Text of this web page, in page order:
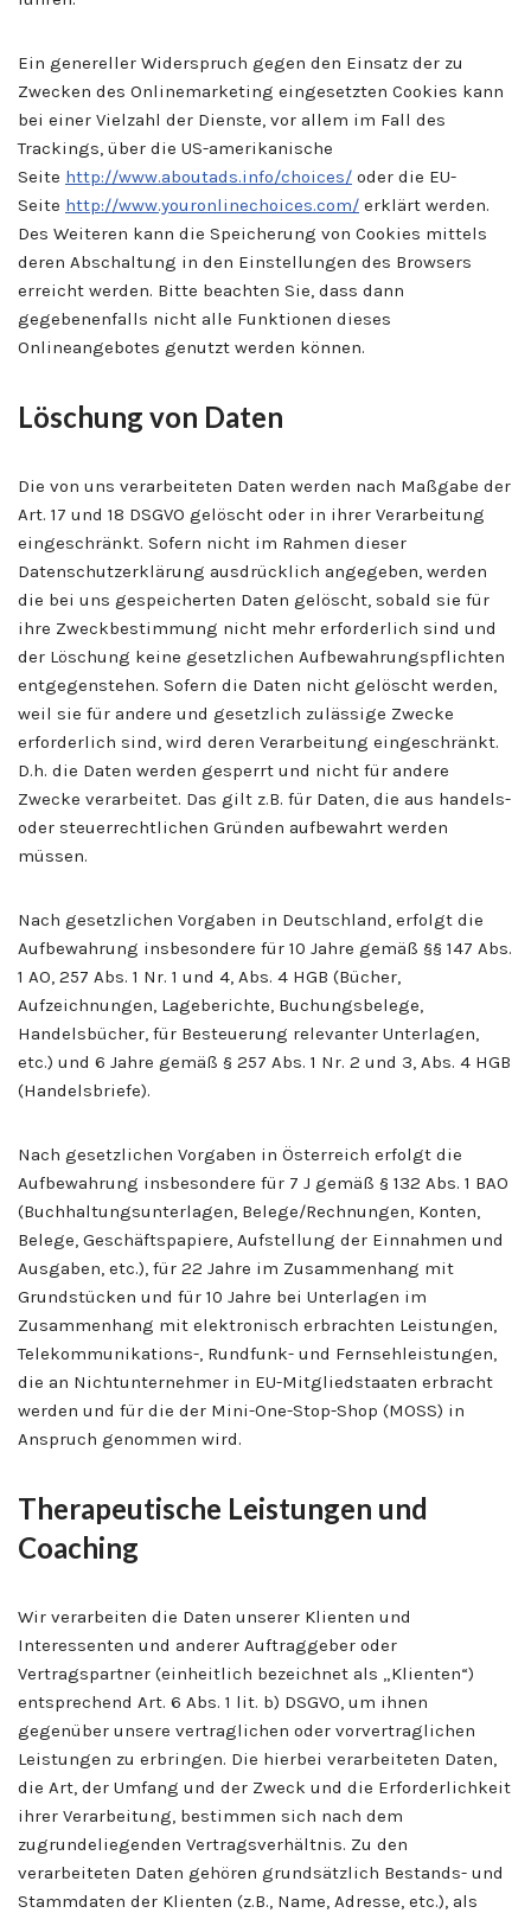
Ein genereller Widerspruch gegen den Einsatz der zu
Zwecken des Onlinemarketing eingesetzten Cookies kann
bei einer Vielzahl der Dienste, vor allem im Fall des
Trackings, über die US-amerikanische
Seite http://www.aboutads.info/choices/ oder die EU-
Seite http://www.youronlinechoices.com/ erklärt werden.
Des Weiteren kann die Speicherung von Cookies mittels
deren Abschaltung in den Einstellungen des Browsers
erreicht werden. Bitte beachten Sie, dass dann
gegebenenfalls nicht alle Funktionen dieses
Onlineangebotes genutzt werden können.
Löschung von Daten
Die von uns verarbeiteten Daten werden nach Maßgabe der
Art. 17 und 18 DSGVO gelöscht oder in ihrer Verarbeitung
eingeschränkt. Sofern nicht im Rahmen dieser
Datenschutzerklärung ausdrücklich angegeben, werden
die bei uns gespeicherten Daten gelöscht, sobald sie für
ihre Zweckbestimmung nicht mehr erforderlich sind und
der Löschung keine gesetzlichen Aufbewahrungspflichten
entgegenstehen. Sofern die Daten nicht gelöscht werden,
weil sie für andere und gesetzlich zulässige Zwecke
erforderlich sind, wird deren Verarbeitung eingeschränkt.
D.h. die Daten werden gesperrt und nicht für andere
Zwecke verarbeitet. Das gilt z.B. für Daten, die aus handels-
oder steuerrechtlichen Gründen aufbewahrt werden
müssen.
Nach gesetzlichen Vorgaben in Deutschland, erfolgt die
Aufbewahrung insbesondere für 10 Jahre gemäß §§ 147 Abs.
1 AO, 257 Abs. 1 Nr. 1 und 4, Abs. 4 HGB (Bücher,
Aufzeichnungen, Lageberichte, Buchungsbelege,
Handelsbücher, für Besteuerung relevanter Unterlagen,
etc.) und 6 Jahre gemäß § 257 Abs. 1 Nr. 2 und 3, Abs. 4 HGB
(Handelsbriefe).
Nach gesetzlichen Vorgaben in Österreich erfolgt die
Aufbewahrung insbesondere für 7 J gemäß § 132 Abs. 1 BAO
(Buchhaltungsunterlagen, Belege/Rechnungen, Konten,
Belege, Geschäftspapiere, Aufstellung der Einnahmen und
Ausgaben, etc.), für 22 Jahre im Zusammenhang mit
Grundstücken und für 10 Jahre bei Unterlagen im
Zusammenhang mit elektronisch erbrachten Leistungen,
Telekommunikations-, Rundfunk- und Fernsehleistungen,
die an Nichtunternehmer in EU-Mitgliedstaaten erbracht
werden und für die der Mini-One-Stop-Shop (MOSS) in
Anspruch genommen wird.
Therapeutische Leistungen und
Coaching
Wir verarbeiten die Daten unserer Klienten und
Interessenten und anderer Auftraggeber oder
Vertragspartner (einheitlich bezeichnet als „Klienten“)
entsprechend Art. 6 Abs. 1 lit. b) DSGVO, um ihnen
gegenüber unsere vertraglichen oder vorvertraglichen
Leistungen zu erbringen. Die hierbei verarbeiteten Daten,
die Art, der Umfang und der Zweck und die Erforderlichkeit
ihrer Verarbeitung, bestimmen sich nach dem
zugrundeliegenden Vertragsverhältnis. Zu den
verarbeiteten Daten gehören grundsätzlich Bestands- und
Stammdaten der Klienten (z.B., Name, Adresse, etc.), als